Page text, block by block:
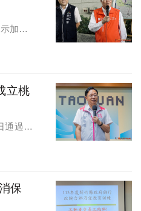
加速
立桃
通過
保